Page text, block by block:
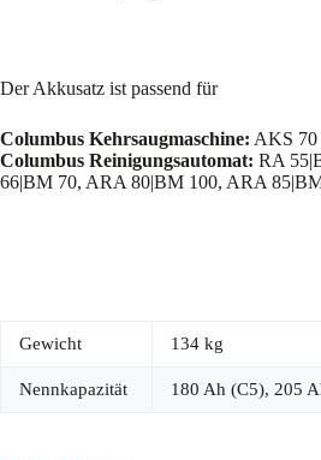
Der Akkusatz ist passend für
Columbus Kehrsaugmaschine: AKS 70
Columbus Reinigungsautomat: RA
66|BM 70, ARA 80|BM 100, ARA
Gewicht 134 kg
Nennkapazität 180 Ah (C5), 205